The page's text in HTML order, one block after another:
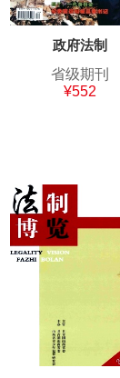
政府法制
省级期刊
¥552